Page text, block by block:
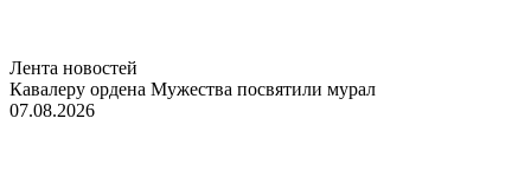
Лента новостей
Кавалеру ордена Мужества посвятили мурал
07.08.2026